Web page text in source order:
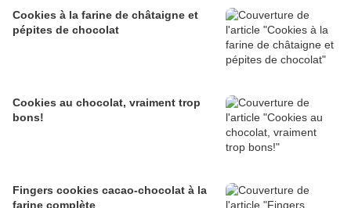
Cookies à la farine de châtaigne et
pépites de chocolat
Cookies au chocolat, vraiment trop
bons!
Fingers cookies cacao-chocolat à la
farine complète